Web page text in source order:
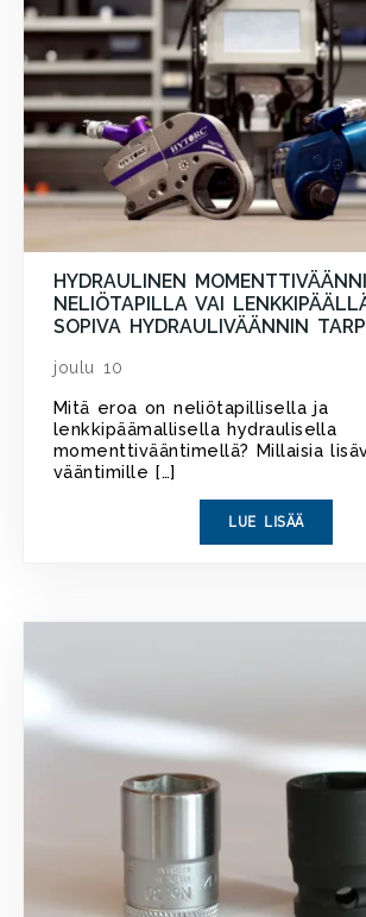
HYDRAULINEN
NELIÖTAPILLA VAI
SOPIVA HYDRAULIVÄÄNNIN
joulu 10
Mitä eroa on neliötapillisella ja
lenkkipäämallisella hydraulisella
momenttivääntimellä? Millaisia
vääntimille […]
LUE LISÄÄ